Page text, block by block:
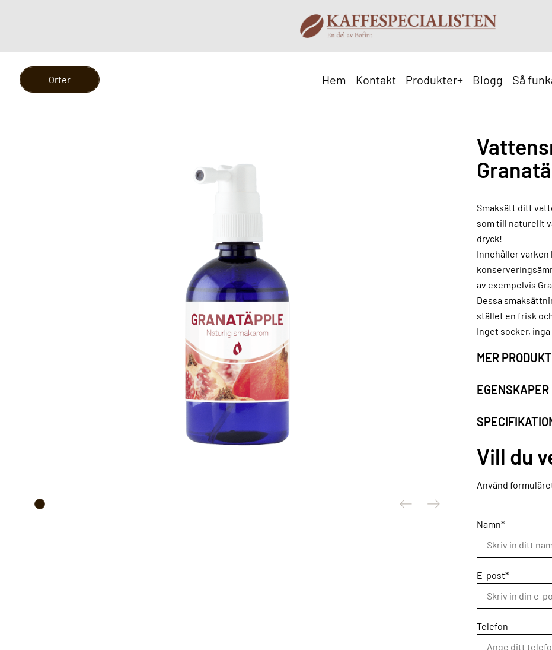
Orter Hem Kontakt Produkter+ Blogg Så
Smaksätt ditt
som till naturellt
dryck!
Innehåller
av exempelvis
Dessa
stället en frisk
Inget socker,
MER
EGENSKAPER
Vill du
Använd
Namn*
E-post*
Telefon